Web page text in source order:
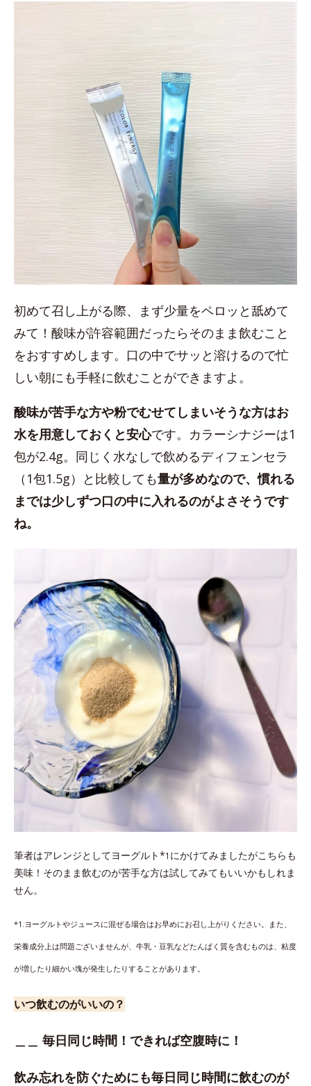
初めて召し上がる際、まず少量をペロッと舐めて
みて！酸味が許容範囲だったらそのまま飲むこと
をおすすめします。口の中でサッと溶けるので忙
しい朝にも手軽に飲むことができますよ。
酸味が苦手な方や粉でむせてしまいそうな方はお
水を用意しておくと安心です。カラーシナジーは1
包が2.4g。同じく水なしで飲めるディフェンセラ
（1包1.5g）と比較しても量が多めなので、慣れる
までは少しずつ口の中に入れるのがよさそうです
ね。
筆者はアレンジとしてヨーグルト*1 にかけてみましたがこちらも
美味！そのまま飲むのが苦手な方は試してみてもいいかもしれま
せん。
*1.ヨーグルトやジュースに混ぜる場合はお早めにお召し上がりください。また、
栄養成分上は問題ございませんが、牛乳・豆乳などたんぱく質を含むものは、粘度
が増したり細かい塊が発生したりすることがあります。
いつ飲むのがいいの？
＿＿ 毎日同じ時間！できれば空腹時に！
飲み忘れを防ぐためにも毎日同じ時間に飲むのが